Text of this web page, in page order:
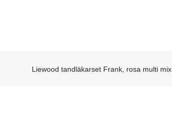
Liewood tandläkarset Frank, rosa multi mix